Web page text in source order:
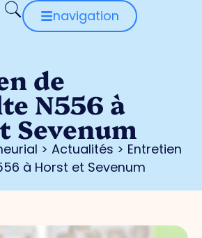
navigation
de
N556 à
Sevenum
> Actualités > Entretien
à Horst et Sevenum